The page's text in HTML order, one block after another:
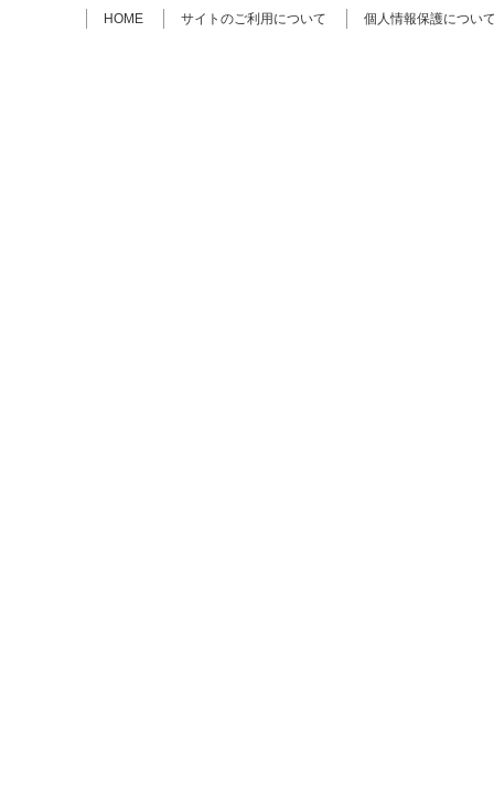
HOME サイトのご利用について 個人情報保護につい